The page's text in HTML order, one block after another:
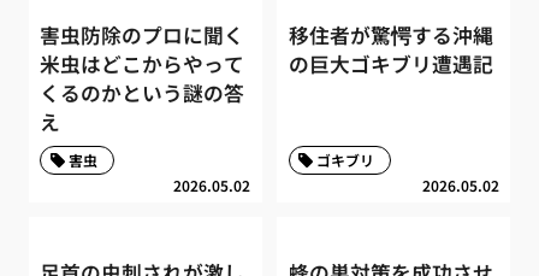
害虫防除のプロに聞く
米虫はどこからやって
くるのかという謎の答
え
2026.05.02
害虫
移住者が驚愕する沖縄
の巨大ゴキブリ遭遇記
2026.05.02
ゴキブリ